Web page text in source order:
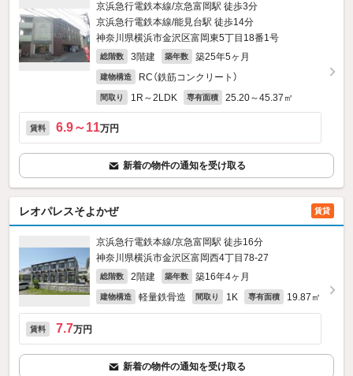
京浜急行電鉄本線/京急富岡駅 徒歩3分
京浜急行電鉄本線/能見台駅 徒歩14分
神奈川県横浜市金沢区富岡東5丁目18番1号
総階数 3階建 築年数 築25年5ヶ月
建物構造 RC（鉄筋コンクリート）
間取り 1R～2LDK 専有面積 25.20～45.37㎡
賃料 6.9～11万円
新着の物件の通知を受け取る
レオパレスそよかぜ 賃貸
京浜急行電鉄本線/京急富岡駅 徒歩16分
神奈川県横浜市金沢区富岡西4丁目78-27
総階数 2階建 築年数 築16年4ヶ月
建物構造 軽量鉄骨造 間取り 1K 専有面積 19.87㎡
賃料 7.7万円
新着の物件の通知を受け取る